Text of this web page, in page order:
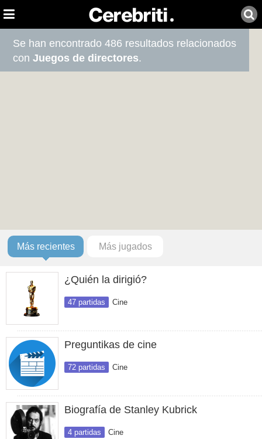
Se han encontrado 486 resultados relacionados
conJuegos de directores.
Más recientes Más jugados
¿Quién la dirigió?
47 partidas Cine
Preguntikas de cine
72 partidas Cine
Biografía de Stanley Kubrick
4 partidas Cine